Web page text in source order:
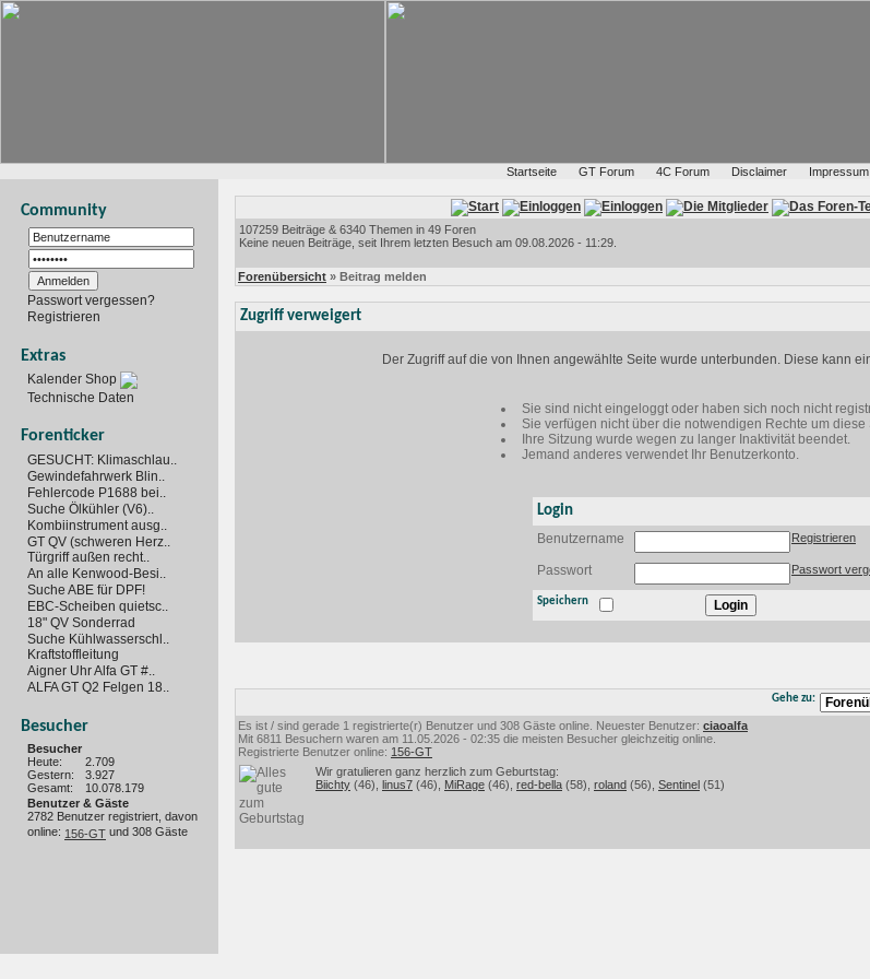
Startseite GT Forum 4C Forum Disclaimer Impressum
Community
Passwort vergessen?
Registrieren
Extras
Kalender Shop
Technische Daten
Forenticker
GESUCHT: Klimaschlau..
Gewindefahrwerk Blin..
Fehlercode P1688 bei..
Suche Ölkühler (V6)..
Kombiinstrument ausg..
GT QV (schweren Herz..
Türgriff außen recht..
An alle Kenwood-Besi..
Suche ABE für DPF!
EBC-Scheiben quietsc..
18" QV Sonderrad
Suche Kühlwasserschl..
Kraftstoffleitung
Aigner Uhr Alfa GT #..
ALFA GT Q2 Felgen 18..
Besucher
Besucher
Heute:
2.709
Gestern:
3.927
Gesamt:
10.078.179
Benutzer & Gäste
2782 Benutzer registriert, davon
online: 156-GT und 308 Gäste
107259 Beiträge & 6340 Themen in 49 Foren
Keine neuen Beiträge, seit Ihrem letzten Besuch am 09.08.2026 - 11:29.
Forenübersicht » Beitrag melden
Zugriff verweigert
Der Zugriff auf die von Ihnen angewählte Seite wurde unterbunden. Diese kann
Sie sind nicht eingeloggt oder haben sich noch nicht
Sie verfügen nicht über die notwendigen Rechte um diese
Ihre Sitzung wurde wegen zu langer Inaktivität beendet.
Jemand anderes verwendet Ihr Benutzerkonto.
Login
Benutzername Registrieren
Passwort Passwort
Speichern
Gehe zu:
Es ist / sind gerade 1 registrierte(r) Benutzer und 308 Gäste online. Neuester Benutzer: ciaoalfa
Mit 6811 Besuchern waren am 11.05.2026 - 02:35 die meisten Besucher gleichzeitig online.
Registrierte Benutzer online: 156-GT
Wir gratulieren ganz herzlich zum Geburtstag:
Biichty (46), linus7 (46), MiRage (46), red-bella (58), roland (56), Sentinel (51)